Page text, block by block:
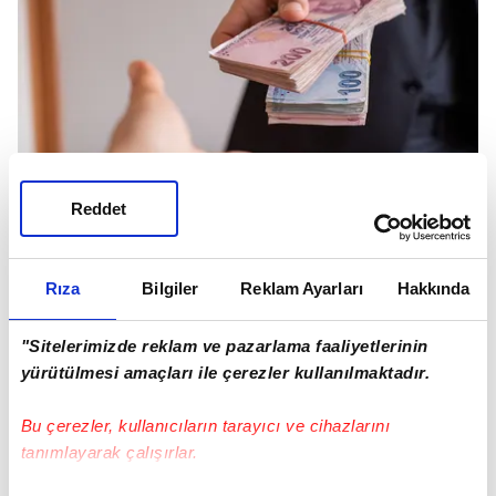
Rıza Bilgiler Reklam Ayarları Hakkında
"Sitelerimizde reklam ve pazarlama faaliyetlerinin
yürütülmesi amaçları ile çerezler kullanılmaktadır.
Bu çerezler, kullanıcıların tarayıcı ve cihazlarını
tanımlayarak çalışırlar.
Reddet
Cumhurbaşkanı Erdoğan, gübre ve yem
fiyatlarında indirim yapıldığını açıkladı. Fiyatların
Cumhurbaşkanı Erdoğan, "Bugün bir müjde çiftçi
ve tüketicilerimize vermek istiyorum. Salgın